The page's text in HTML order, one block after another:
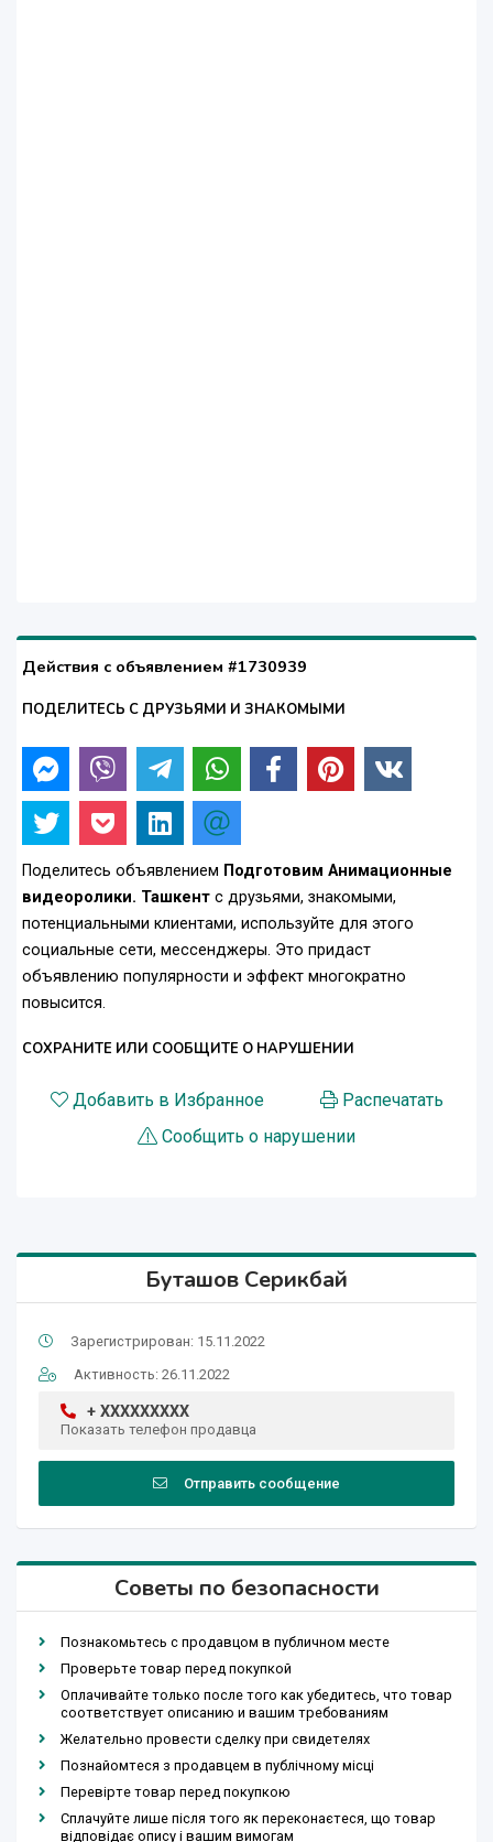
Действия с объявлением #1730939
ПОДЕЛИТЕСЬ С ДРУЗЬЯМИ И ЗНАКОМЫМИ
Поделитесь объявлением Подготовим Анимационные
видеоролики. Ташкент с друзьями, знакомыми,
потенциальными клиентами, используйте для этого
социальные сети, мессенджеры. Это придаст
объявлению популярности и эффект многократно
повысится.
СОХРАНИТЕ ИЛИ СООБЩИТЕ О НАРУШЕНИИ
Добавить в Избранное
Распечатать
Сообщить о нарушении
Буташов Серикбай
Зарегистрирован: 15.11.2022
Активность: 26.11.2022
+ XXXXXXXXX
Показать телефон продавца
Отправить сообщение
Советы по безопасности
Познакомьтесь с продавцом в публичном месте
Проверьте товар перед покупкой
Оплачивайте только после того как убедитесь, что товар
соответствует описанию и вашим требованиям
Желательно провести сделку при свидетелях
Познайомтеся з продавцем в публічному місці
Перевірте товар перед покупкою
Сплачуйте лише після того як переконаєтеся, що товар
відповідає опису і вашим вимогам